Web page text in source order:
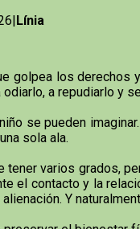
Línia
golpea los
a repudiarlo y
se pueden
sola ala.
tener varios grados,
el contacto y la
Y